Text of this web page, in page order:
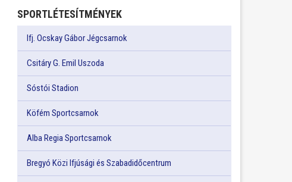
SPORTLÉTESÍTMÉNYEK
Ifj. Ocskay Gábor Jégcsarnok
Csitáry G. Emil Uszoda
Sóstói Stadion
Köfém Sportcsarnok
Alba Regia Sportcsarnok
Bregyó Közi Ifjúsági és Szabadidőcentrum